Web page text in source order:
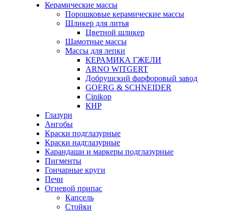
Керамические массы
Порошковые керамические массы
Шликер для литья
Цветной шликер
Шамотные массы
Массы для лепки
КЕРАМИКА ГЖЕЛИ
ARNO WITGERT
Добрушский фарфоровый завод
GOERG & SCHNEIDER
Cinikop
КНР
Глазури
Ангобы
Краски подглазурные
Краски надглазурные
Карандаши и маркеры подглазурные
Пигменты
Гончарные круги
Печи
Огневой припас
Капсель
Стойки